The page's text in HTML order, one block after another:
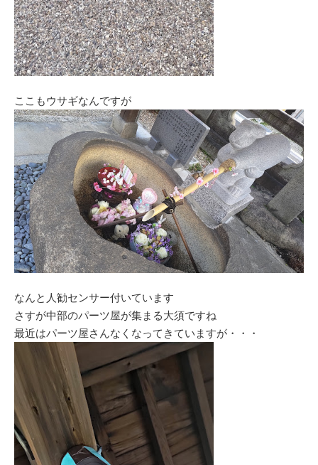
ここもウサギなんですが
なんと人勧センサー付いています
さすが中部のパーツ屋が集まる大須ですね
最近はパーツ屋さんなくなってきていますが・・・